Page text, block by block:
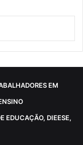
EM
EDUCAÇÃO, DIEESE,